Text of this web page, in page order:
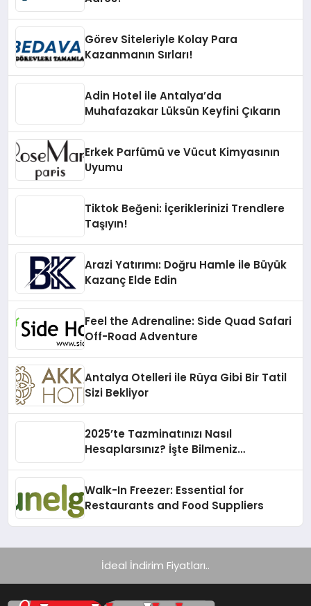
Görev Siteleriyle Kolay Para
Kazanmanın Sırları!
Adin Hotel ile Antalya’da
Muhafazakar Lüksün Keyfini Çıkarın
Erkek Parfümü ve Vücut Kimyasının
Uyumu
Tiktok Beğeni: İçeriklerinizi Trendlere
Taşıyın!
Arazi Yatırımı: Doğru Hamle ile Büyük
Kazanç Elde Edin
Feel the Adrenaline: Side Quad Safari
Off-Road Adventure
Antalya Otelleri ile Rüya Gibi Bir Tatil
Sizi Bekliyor
2025’te Tazminatınızı Nasıl
Hesaplarsınız? İşte Bilmeniz
Walk-In Freezer: Essential for
Restaurants and Food Suppliers
İdeal İndirim Fiyatları..